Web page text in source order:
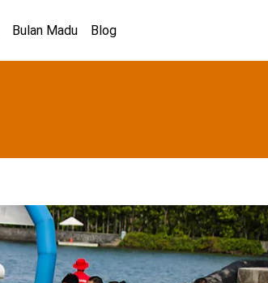
Bulan Madu Blog